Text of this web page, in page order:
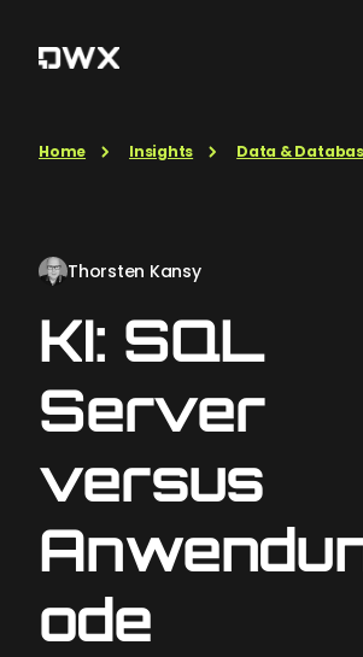
Home Insights Data &
Thorsten Kansy
KI: SQL
Server
versus
ode